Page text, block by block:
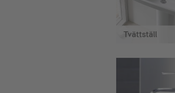
Tvättställ